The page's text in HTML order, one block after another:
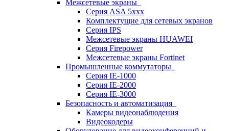
Межсетевые экраны
Серия ASA 5xxx
Комплектущие для сетевых экранов
Серия IPS
Межсетевые экраны HUAWEI
Серия Firepower
Межсетевые экраны Fortinet
Промышленные коммутаторы
Серия IE-1000
Серия IE-2000
Серия IE-3000
Безопасность и автоматизация
Камеры видеонаблюдения
Видеокодеры